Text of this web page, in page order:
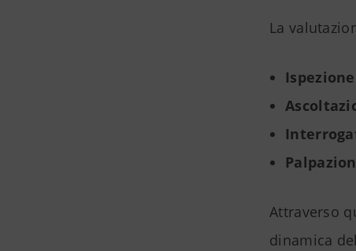
La
Ispezione
Attraverso
dinamica